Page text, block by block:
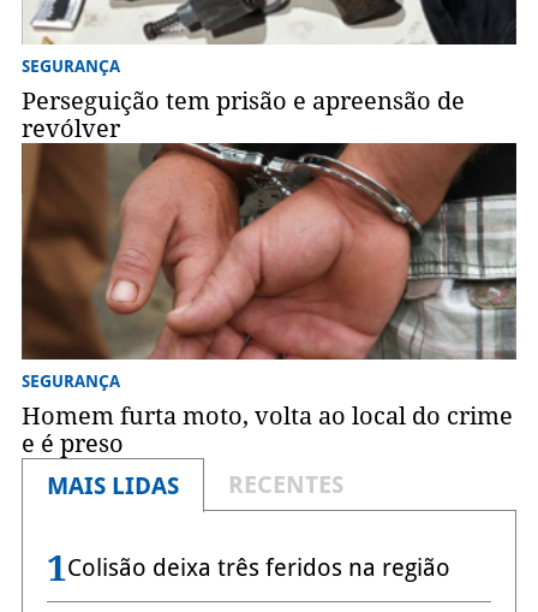
SEGURANÇA
Perseguição tem prisão e apreensão de
revólver
SEGURANÇA
Homem furta moto, volta ao local do crime
e é preso
MAIS LIDAS
RECENTES
1Colisão deixa três feridos na região